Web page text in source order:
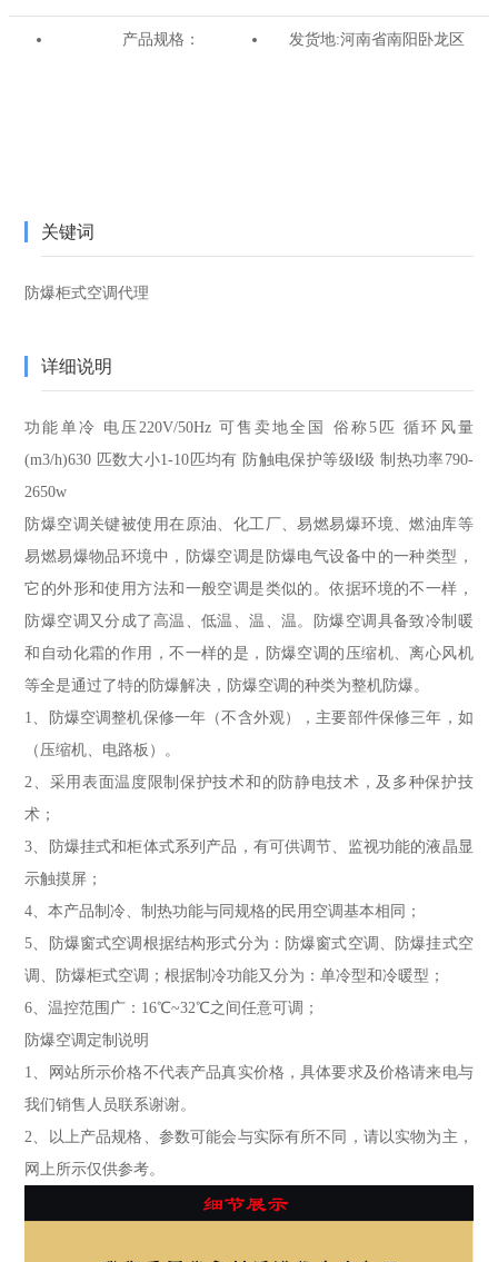
产品规格： 发货地:河南省南阳卧龙区
关键词
防爆柜式空调代理
详细说明
功能单冷 电压220V/50Hz 可售卖地全国 俗称5匹 循环风量
(m3/h)630 匹数大小1-10匹均有 防触电保护等级Ⅰ级 制热功率790-
2650w
防爆空调关键被使用在原油、化工厂、易燃易爆环境、燃油库等
易燃易爆物品环境中，防爆空调是防爆电气设备中的一种类型，
它的外形和使用方法和一般空调是类似的。依据环境的不一样，
防爆空调又分成了高温、低温、温、温。防爆空调具备致冷制暖
和自动化霜的作用，不一样的是，防爆空调的压缩机、离心风机
等全是通过了特的防爆解决，防爆空调的种类为整机防爆。
1、防爆空调整机保修一年（不含外观），主要部件保修三年，如
（压缩机、电路板）。
2、采用表面温度限制保护技术和的防静电技术，及多种保护技
术；
3、防爆挂式和柜体式系列产品，有可供调节、监视功能的液晶显
示触摸屏；
4、本产品制冷、制热功能与同规格的民用空调基本相同；
5、防爆窗式空调根据结构形式分为：防爆窗式空调、防爆挂式空
调、防爆柜式空调；根据制冷功能又分为：单冷型和冷暖型；
6、温控范围广：16℃~32℃之间任意可调；
防爆空调定制说明
1、网站所示价格不代表产品真实价格，具体要求及价格请来电与
我们销售人员联系谢谢。
2、以上产品规格、参数可能会与实际有所不同，请以实物为主，
网上所示仅供参考。